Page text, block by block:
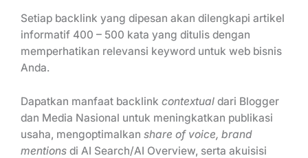
Setiap backlink yang dipesan akan dilengkapi artikel
informatif 400 – 500 kata yang ditulis dengan
memperhatikan relevansi keyword untuk web bisnis
Anda.
Dapatkan manfaat backlink contextual dari Blogger
dan Media Nasional untuk meningkatkan publikasi
usaha, mengoptimalkan share of voice, brand
mentions di AI Search/AI Overview, serta akuisisi